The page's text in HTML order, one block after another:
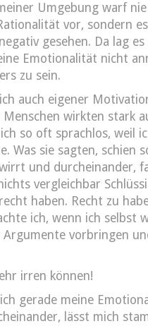
Umgebung warf
vor, sondern
gesehen. Da lag
Emotionalität nicht
zu sein.
auch eigener
wirkten stark
so oft sprachlos, weil
Was sie sagten, schien
und durcheinander,
vergleichbar
haben. Recht zu
ich, wenn ich selbst
Argumente vorbringen
irren können!
gerade meine
lässt mich